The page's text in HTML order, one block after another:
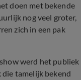
doen met bekende
nog veel groter,
zich in een pak
werd het publiek
die tamelijk bekend